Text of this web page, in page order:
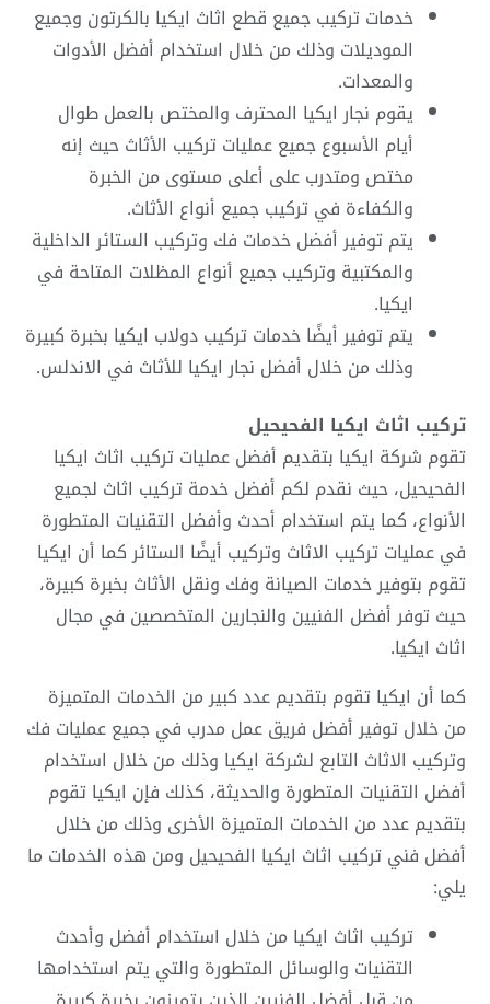
خدمات تركيب جميع قطع اثاث ايكيا بالكرتون وجميع
الموديلات وذلك من خلال استخدام أفضل الأدوات
والمعدات.
يقوم نجار ايكيا المحترف والمختص بالعمل طوال
أيام الأسبوع جميع عمليات تركيب الأثاث حيث إنه
مختص ومتدرب على أعلى مستوى من الخبرة
والكفاءة في تركيب جميع أنواع الأثاث.
يتم توفير أفضل خدمات فك وتركيب الستائر الداخلية
والمكتبية وتركيب جميع أنواع المظلات المتاحة في
ايكيا.
يتم توفير أيضًا خدمات تركيب دولاب ايكيا بخبرة كبيرة
وذلك من خلال أفضل نجار ايكيا للأثاث في الاندلس.
تركيب اثاث ايكيا الفحيحيل
تقوم شركة ايكيا بتقديم أفضل عمليات تركيب اثاث ايكيا
الفحيحيل، حيث نقدم لكم أفضل خدمة تركيب اثاث لجميع
الأنواع، كما يتم استخدام أحدث وأفضل التقنيات المتطورة
في عمليات تركيب الاثاث وتركيب أيضًا الستائر كما أن ايكيا
تقوم بتوفير خدمات الصيانة وفك ونقل الأثاث بخبرة كبيرة،
حيث توفر أفضل الفنيين والنجارين المتخصصين في مجال
اثاث ايكيا.
كما أن ايكيا تقوم بتقديم عدد كبير من الخدمات المتميزة
من خلال توفير أفضل فريق عمل مدرب في جميع عمليات فك
وتركيب الاثاث التابع لشركة ايكيا وذلك من خلال استخدام
أفضل التقنيات المتطورة والحديثة، كذلك فإن ايكيا تقوم
بتقديم عدد من الخدمات المتميزة الأخرى وذلك من خلال
أفضل فني تركيب اثاث ايكيا الفحيحيل ومن هذه الخدمات ما
يلي:
تركيب اثاث ايكيا من خلال استخدام أفضل وأحدث
التقنيات والوسائل المتطورة والتي يتم استخدامها